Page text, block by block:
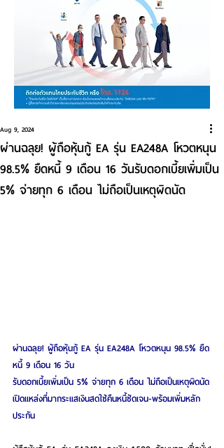
ผ่านฉลุย! ผู้ถือหุ้นกู้ EA รุ่น EA248A โหวตหนุน
98.5% ยืดหนี้ 9 เดือน 16 วันรับดอกเบี้ยเพิ่มเป็น
5% จ่ายทุก 6 เดือน ไม่ถือเป็นเหตุผิดนัด
Aug 9, 2024
ผ่านฉลุย! ผู้ถือหุ้นกู้ EA รุ่น EA248A โหวตหนุน 98.5% ยืด
หนี้ 9 เดือน 16 วัน
รับดอกเบี้ยเพิ่มเป็น 5% จ่ายทุก 6 เดือน ไม่ถือเป็นเหตุผิดนัด
เปิดแหล่งที่มากระแสเงินสดใช้คืนหนี้ชัดเจน-พร้อมเพิ่มหลัก
ประกัน